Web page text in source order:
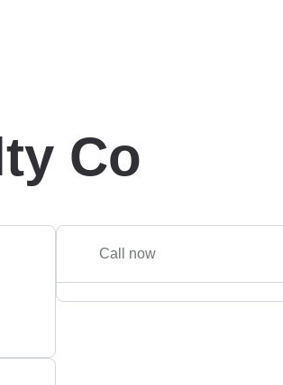
Co
Call now